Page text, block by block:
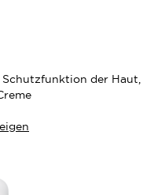
der Haut,